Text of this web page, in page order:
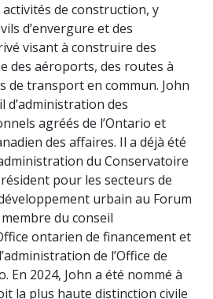
de construction, y
d’envergure et des
visant à construire des
des aéroports, des routes à
de transport en commun. John
d’administration des
agréés de l’Ontario et
des affaires. Il a déjà été
du Conservatoire
pour les secteurs de
urbain au Forum
du conseil
ontarien de financement et
de l’Office de
En 2024, John a été nommé à
la plus haute distinction civile